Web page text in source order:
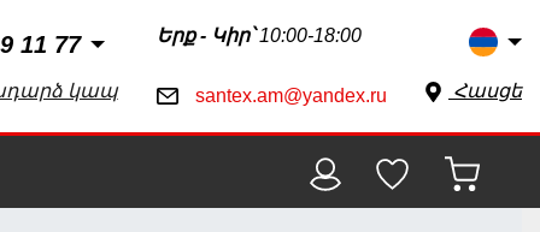
11 77
կապ
Երք - Կիր՝10:00-18:00
santex.am@yandex.ru Հասցե